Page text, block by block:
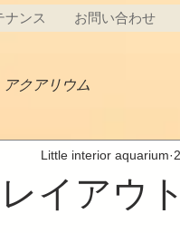
ナンス お問い合わせ
アクアリウム
レイアウ
Little interior aquarium